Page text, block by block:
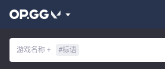
游戏名称 + #标语